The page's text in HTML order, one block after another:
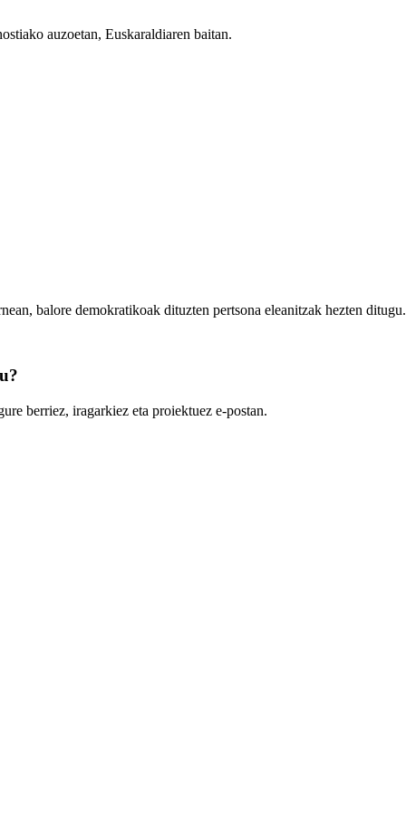
auzoetan, Euskaraldiaren baitan.
balore demokratikoak dituzten pertsona eleanitzak hezten ditugu.
berriez, iragarkiez eta proiektuez e-postan.